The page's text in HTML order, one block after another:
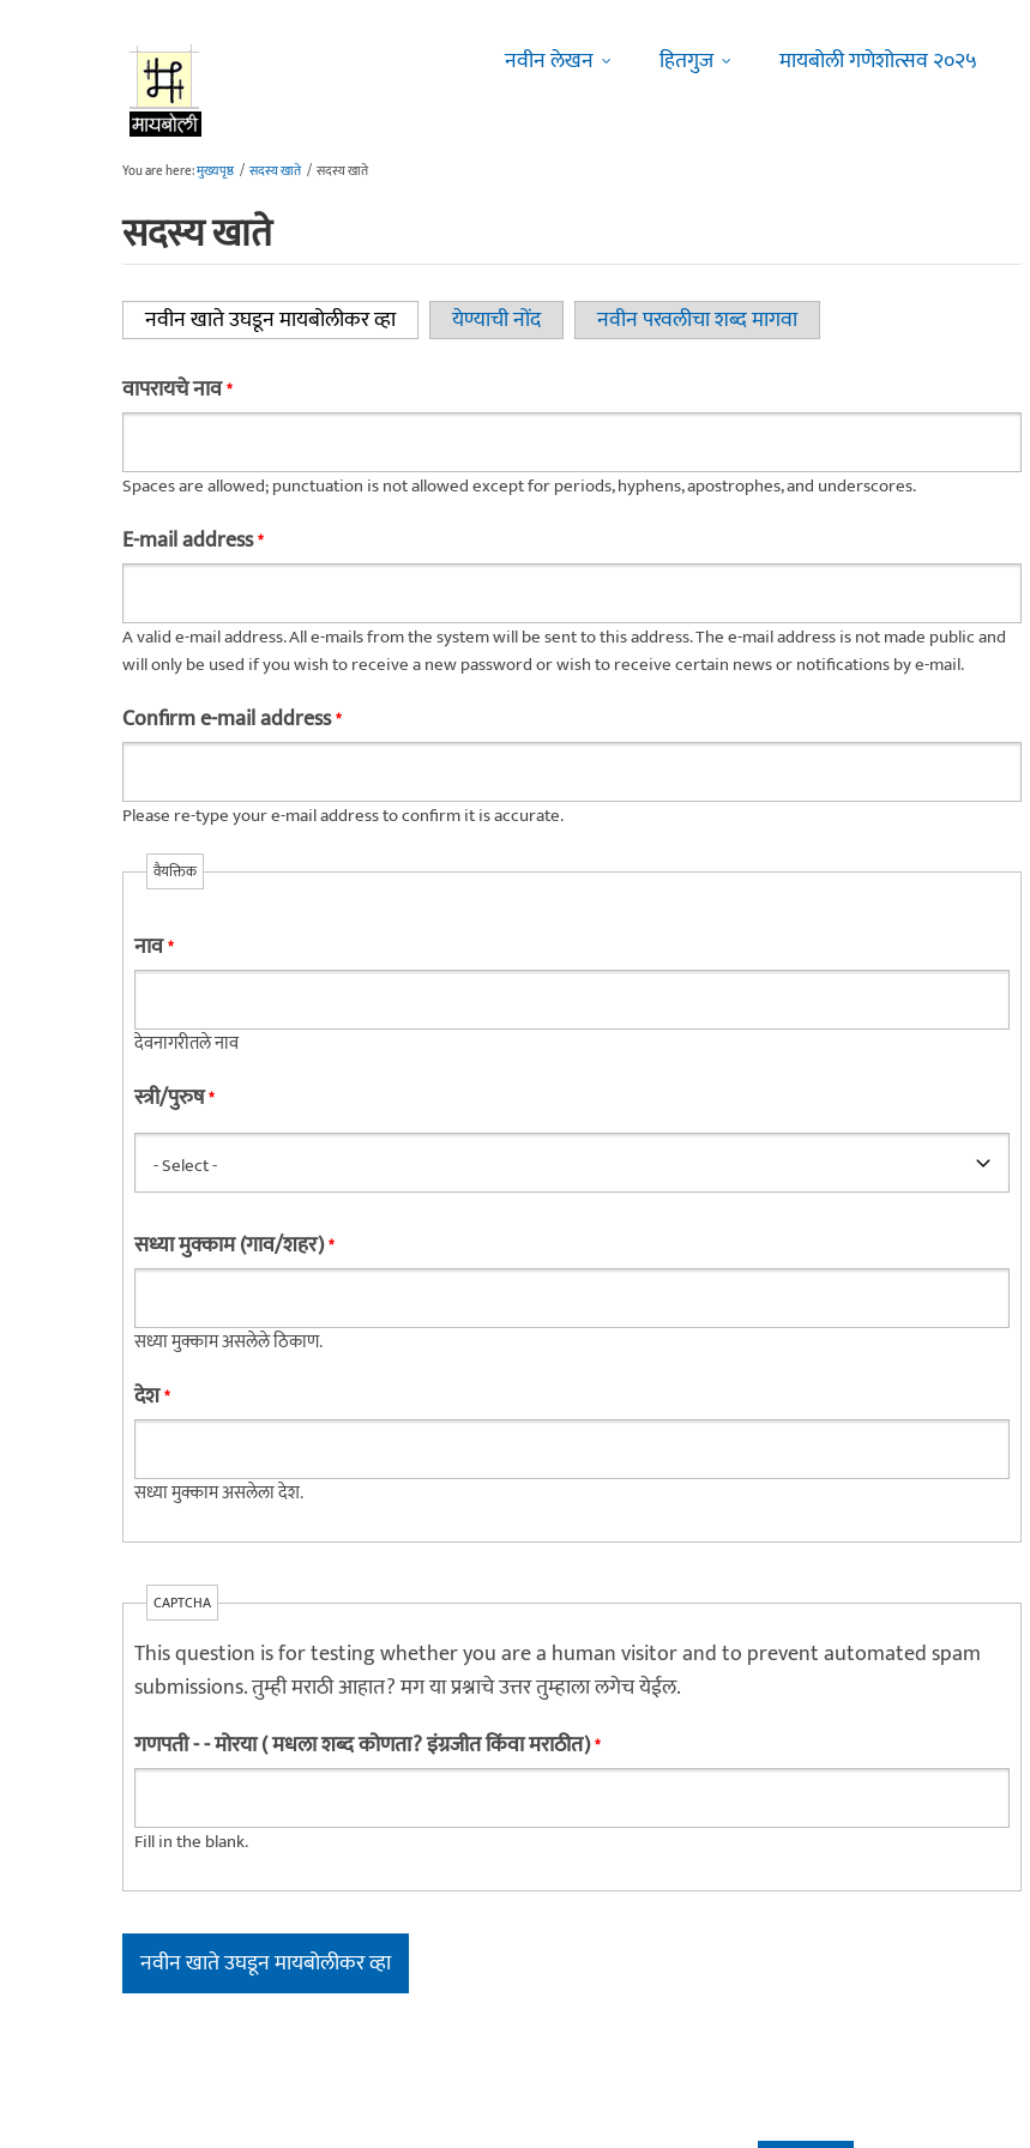
नवीन लेखन
हितगुज मायबोली गणेशोत्सव २०२५
You are here:मुख्यपृष्ठ / सदस्य खाते / सदस्य खाते
सदस्य खाते
Primary tabs
नवीन खाते उघडून मायबोलीकर व्हा(active tab)येण्याची नोंद
नवीन परवलीचा शब्द मागवा
वापरायचे नाव*
Spaces are allowed; punctuation is not allowed except for periods, hyphens, apostrophes, and underscores.
E-mail address*
A valid e-mail address. All e-mails from the system will be sent to this address. The e-mail address is not made public and
will only be used if you wish to receive a new password or wish to receive certain news or notifications by e-mail.
Confirm e-mail address*
Please re-type your e-mail address to confirm it is accurate.
वैयक्तिक
नाव*
देवनागरीतले नाव
स्त्री/पुरुष*
सध्या मुक्काम (गाव/शहर)*
सध्या मुक्काम असलेले ठिकाण.
देश*
सध्या मुक्काम असलेला देश.
CAPTCHA
This question is for testing whether you are a human visitor and to prevent automated spam
submissions. तुम्ही मराठी आहात? मग या प्रश्नाचे उत्तर तुम्हाला लगेच येईल.
गणपती - - मोरया ( मधला शब्द कोणता? इंग्रजीत किंवा मराठीत)*
Fill in the blank.